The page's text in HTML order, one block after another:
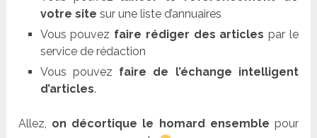
votre site sur une liste d’annuaires
Vous pouvez faire rédiger des articlespar le
service de rédaction
Vous pouvez faire de l’échange intelligent
d’articles.
Allez, on décortique le homard ensemble pour